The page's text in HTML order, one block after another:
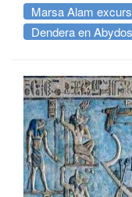
Marsa Alam
Dendera en